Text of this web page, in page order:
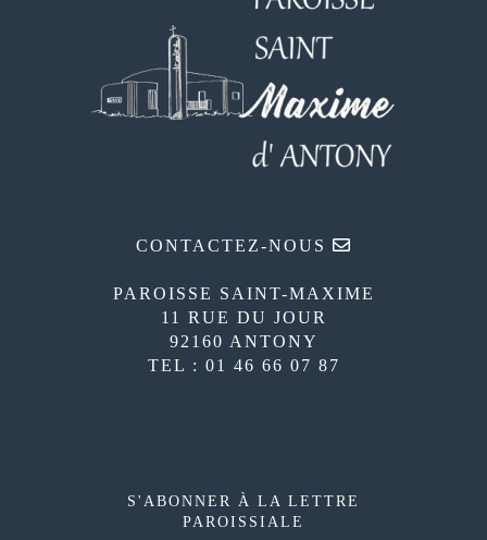
CONTACTEZ-NOUS
PAROISSE SAINT-MAXIME
11 RUE DU JOUR
92160 ANTONY
TEL : 01 46 66 07 87
S'ABONNER À LA LETTRE
PAROISSIALE